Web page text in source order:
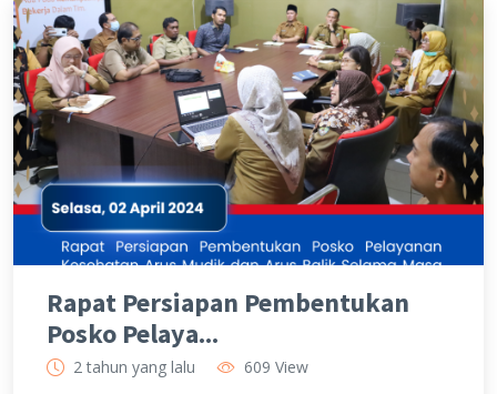
Rapat Persiapan Pembentukan
Posko Pelaya...
2 tahun yang lalu 609 View